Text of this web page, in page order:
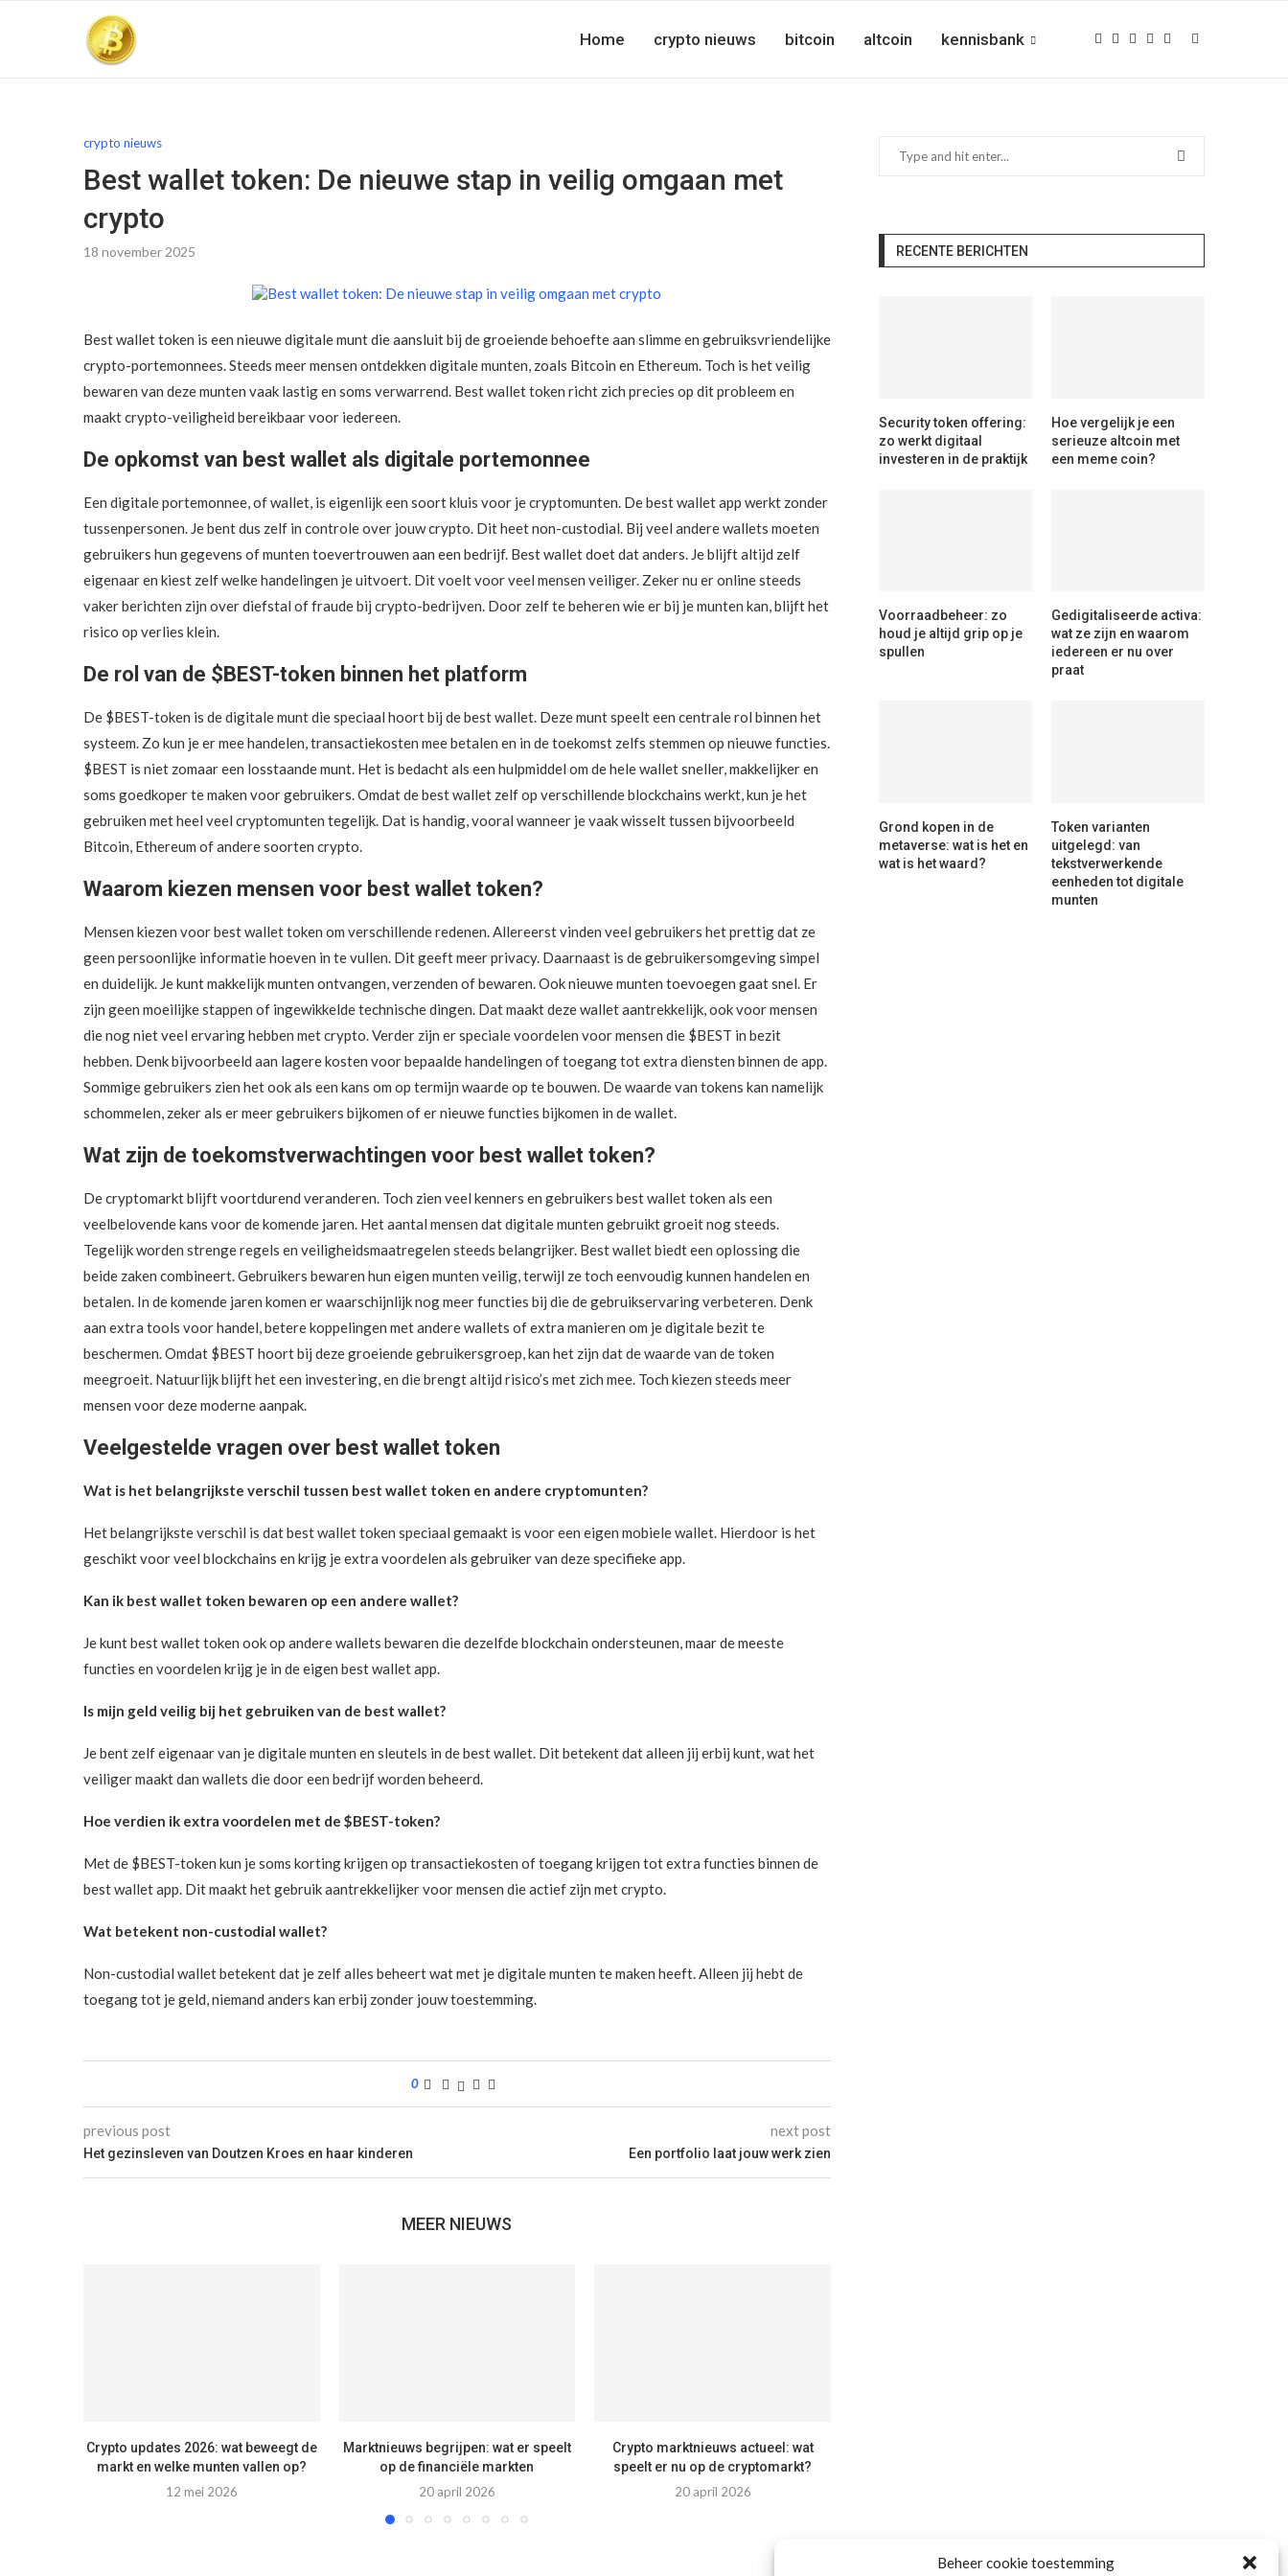
Beheer cookie toestemming
Home crypto nieuws bitcoin altcoin kennisbank
crypto nieuws
Best wallet token: De nieuwe stap in veilig omgaan met
crypto
18 november 2025
Best wallet token is een nieuwe digitale munt die aansluit bij de groeiende behoefte aan slimme en gebruiksvriendelijke
crypto-portemonnees. Steeds meer mensen ontdekken digitale munten, zoals Bitcoin en Ethereum. Toch is het veilig
bewaren van deze munten vaak lastig en soms verwarrend. Best wallet token richt zich precies op dit probleem en
maakt crypto-veiligheid bereikbaar voor iedereen.
De opkomst van best wallet als digitale portemonnee
Een digitale portemonnee, of wallet, is eigenlijk een soort kluis voor je cryptomunten. De best wallet app werkt zonder
tussenpersonen. Je bent dus zelf in controle over jouw crypto. Dit heet non-custodial. Bij veel andere wallets moeten
gebruikers hun gegevens of munten toevertrouwen aan een bedrijf. Best wallet doet dat anders. Je blijft altijd zelf
eigenaar en kiest zelf welke handelingen je uitvoert. Dit voelt voor veel mensen veiliger. Zeker nu er online steeds
vaker berichten zijn over diefstal of fraude bij crypto-bedrijven. Door zelf te beheren wie er bij je munten kan, blijft het
risico op verlies klein.
De rol van de $BEST-token binnen het platform
De $BEST-token is de digitale munt die speciaal hoort bij de best wallet. Deze munt speelt een centrale rol binnen het
systeem. Zo kun je er mee handelen, transactiekosten mee betalen en in de toekomst zelfs stemmen op nieuwe functies.
$BEST is niet zomaar een losstaande munt. Het is bedacht als een hulpmiddel om de hele wallet sneller, makkelijker en
soms goedkoper te maken voor gebruikers. Omdat de best wallet zelf op verschillende blockchains werkt, kun je het
gebruiken met heel veel cryptomunten tegelijk. Dat is handig, vooral wanneer je vaak wisselt tussen bijvoorbeeld
Bitcoin, Ethereum of andere soorten crypto.
Waarom kiezen mensen voor best wallet token?
Mensen kiezen voor best wallet token om verschillende redenen. Allereerst vinden veel gebruikers het prettig dat ze
geen persoonlijke informatie hoeven in te vullen. Dit geeft meer privacy. Daarnaast is de gebruikersomgeving simpel
en duidelijk. Je kunt makkelijk munten ontvangen, verzenden of bewaren. Ook nieuwe munten toevoegen gaat snel. Er
zijn geen moeilijke stappen of ingewikkelde technische dingen. Dat maakt deze wallet aantrekkelijk, ook voor mensen
die nog niet veel ervaring hebben met crypto. Verder zijn er speciale voordelen voor mensen die $BEST in bezit
hebben. Denk bijvoorbeeld aan lagere kosten voor bepaalde handelingen of toegang tot extra diensten binnen de app.
Sommige gebruikers zien het ook als een kans om op termijn waarde op te bouwen. De waarde van tokens kan namelijk
schommelen, zeker als er meer gebruikers bijkomen of er nieuwe functies bijkomen in de wallet.
Wat zijn de toekomstverwachtingen voor best wallet token?
De cryptomarkt blijft voortdurend veranderen. Toch zien veel kenners en gebruikers best wallet token als een
veelbelovende kans voor de komende jaren. Het aantal mensen dat digitale munten gebruikt groeit nog steeds.
Tegelijk worden strenge regels en veiligheidsmaatregelen steeds belangrijker. Best wallet biedt een oplossing die
beide zaken combineert. Gebruikers bewaren hun eigen munten veilig, terwijl ze toch eenvoudig kunnen handelen en
betalen. In de komende jaren komen er waarschijnlijk nog meer functies bij die de gebruikservaring verbeteren. Denk
aan extra tools voor handel, betere koppelingen met andere wallets of extra manieren om je digitale bezit te
beschermen. Omdat $BEST hoort bij deze groeiende gebruikersgroep, kan het zijn dat de waarde van de token
meegroeit. Natuurlijk blijft het een investering, en die brengt altijd risico’s met zich mee. Toch kiezen steeds meer
mensen voor deze moderne aanpak.
Veelgestelde vragen over best wallet token
Wat is het belangrijkste verschil tussen best wallet token en andere cryptomunten?
Het belangrijkste verschil is dat best wallet token speciaal gemaakt is voor een eigen mobiele wallet. Hierdoor is het
geschikt voor veel blockchains en krijg je extra voordelen als gebruiker van deze specifieke app.
Kan ik best wallet token bewaren op een andere wallet?
Je kunt best wallet token ook op andere wallets bewaren die dezelfde blockchain ondersteunen, maar de meeste
functies en voordelen krijg je in de eigen best wallet app.
Is mijn geld veilig bij het gebruiken van de best wallet?
Je bent zelf eigenaar van je digitale munten en sleutels in de best wallet. Dit betekent dat alleen jij erbij kunt, wat het
veiliger maakt dan wallets die door een bedrijf worden beheerd.
Hoe verdien ik extra voordelen met de $BEST-token?
Met de $BEST-token kun je soms korting krijgen op transactiekosten of toegang krijgen tot extra functies binnen de
best wallet app. Dit maakt het gebruik aantrekkelijker voor mensen die actief zijn met crypto.
Wat betekent non-custodial wallet?
Non-custodial wallet betekent dat je zelf alles beheert wat met je digitale munten te maken heeft. Alleen jij hebt de
toegang tot je geld, niemand anders kan erbij zonder jouw toestemming.
0
previous post
Het gezinsleven van Doutzen Kroes en haar kinderen
next post
Een portfolio laat jouw werk zien
MEER NIEUWS
Crypto updates 2026: wat beweegt de
markt en welke munten vallen op?
12 mei 2026
Marktnieuws begrijpen: wat er speelt
op de financiële markten
20 april 2026
Crypto marktnieuws actueel: wat
speelt er nu op de cryptomarkt?
20 april 2026
RECENTE BERICHTEN
Security token offering:
zo werkt digitaal
investeren in de praktijk
Hoe vergelijk je een
serieuze altcoin met
een meme coin?
Voorraadbeheer: zo
houd je altijd grip op je
spullen
Gedigitaliseerde activa:
wat ze zijn en waarom
iedereen er nu over
praat
Grond kopen in de
metaverse: wat is het en
wat is het waard?
Token varianten
uitgelegd: van
tekstverwerkende
eenheden tot digitale
munten